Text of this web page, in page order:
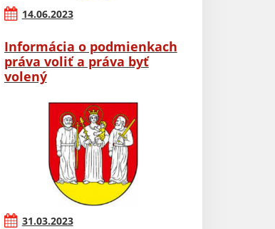
14.06.2023
Informácia o podmienkach
práva voliť a práva byť
volený
31.03.2023